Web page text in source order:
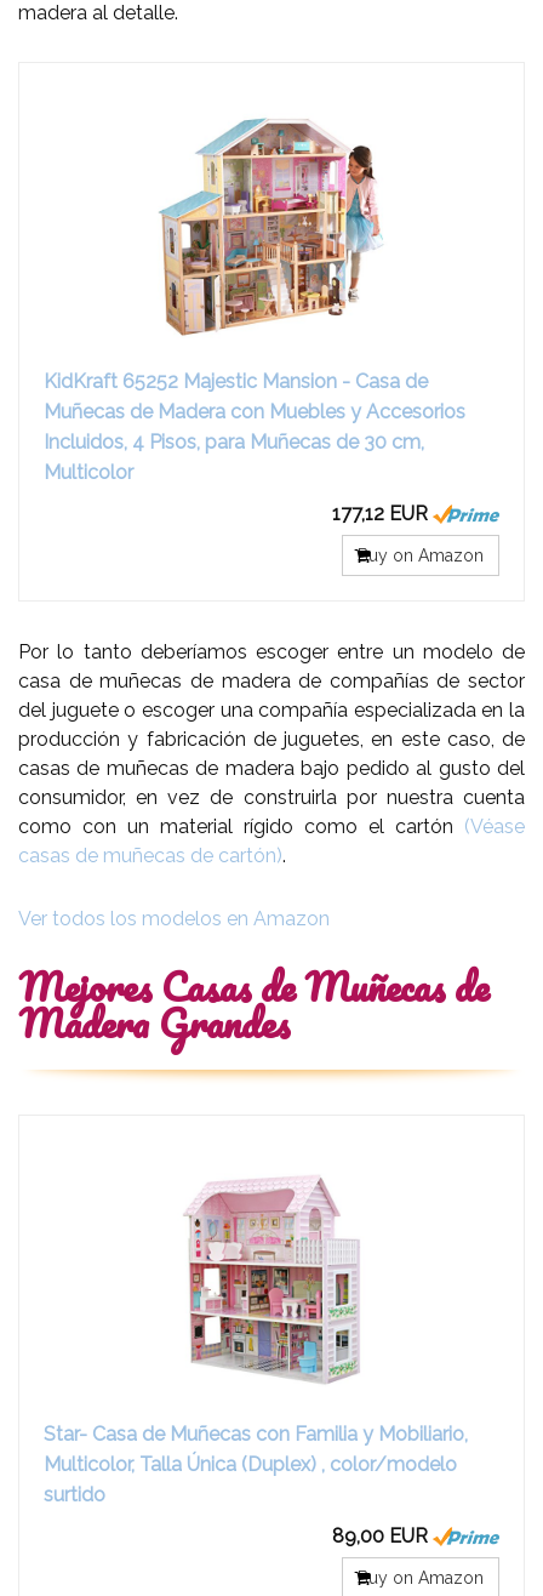
madera al detalle.
KidKraft 65252 Majestic Mansion - Casa de
Muñecas de Madera con Muebles y Accesorios
Incluidos, 4 Pisos, para Muñecas de 30 cm,
Multicolor
177,12 EUR
Buy on Amazon
Por lo tanto deberíamos escoger entre un modelo de
casa de muñecas de madera de compañías de sector
del juguete o escoger una compañía especializada en la
producción y fabricación de juguetes, en este caso, de
casas de muñecas de madera bajo pedido al gusto del
consumidor, en vez de construirla por nuestra cuenta
como con un material rígido como el cartón (Véase
casas de muñecas de cartón).
Ver todos los modelos en Amazon
Mejores Casas de Muñecas de
Madera Grandes
Star- Casa de Muñecas con Familia y Mobiliario,
Multicolor, Talla Única (Duplex) , color/modelo
surtido
89,00 EUR
Buy on Amazon